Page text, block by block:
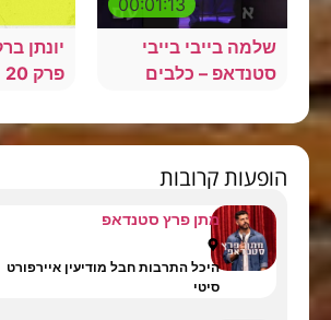
00:01:13
שלמה בייבי בייבי
סטנדאפ – כלבים
יונתן
פרק 20
הופעות קרובות
מתן פרץ סטנדאפ
היכל התרבות חבל מודיעין איירפורט
סיטי